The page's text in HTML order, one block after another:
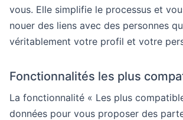
vous. Elle simplifie le processus et
nouer des liens avec des personnes
véritablement votre profil et votre
Fonctionnalités les plus
La fonctionnalité « Les plus
données pour vous proposer des